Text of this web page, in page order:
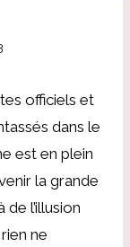
officiels et
dans le
est en plein
la grande
l’illusion
ne